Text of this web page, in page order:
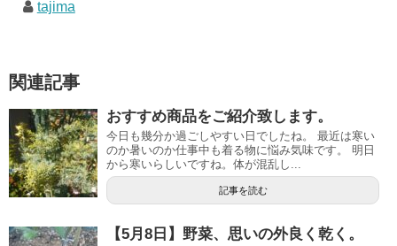
tajima
関連記事
おすすめ商品をご紹介致します。
今日も幾分か過ごしやすい日でしたね。 最近は寒い
のか暑いのか仕事中も着る物に悩み気味です。 明日
から寒いらしいですね。体が混乱し...
記事を読む
【5月8日】野菜、思いの外良く乾く。